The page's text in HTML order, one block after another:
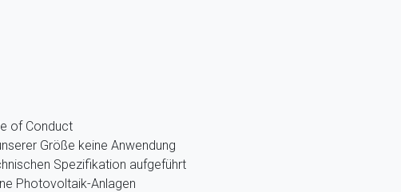
of Conduct
Größe keine Anwendung
Spezifikation aufgeführt
Photovoltaik-Anlagen